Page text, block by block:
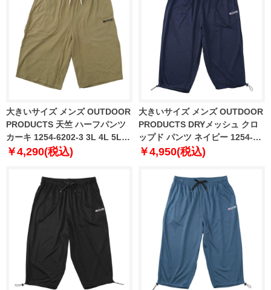
大きいサイズ メンズ OUTDOOR
PRODUCTS 天竺 ハーフパンツ
カーキ 1254-6202-3 3L 4L 5L
6L 7L 8L
￥4,290(税込)
大きいサイズ メンズ OUTDOOR
PRODUCTS DRYメッシュ クロ
ップド パンツ ネイビー 1254-
6203-1 3L 4L 5L 6L 7L 8L
￥4,950(税込)